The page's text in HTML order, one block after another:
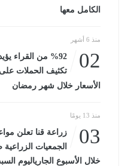
الكامل معها
منذ 6 أشهر
02
%92 من القراء
تكثيف الحملات
الأسعار خلال شهر رمضان
منذ 13 يومًا
03
زراعة قنا تعلن
الجمعيات